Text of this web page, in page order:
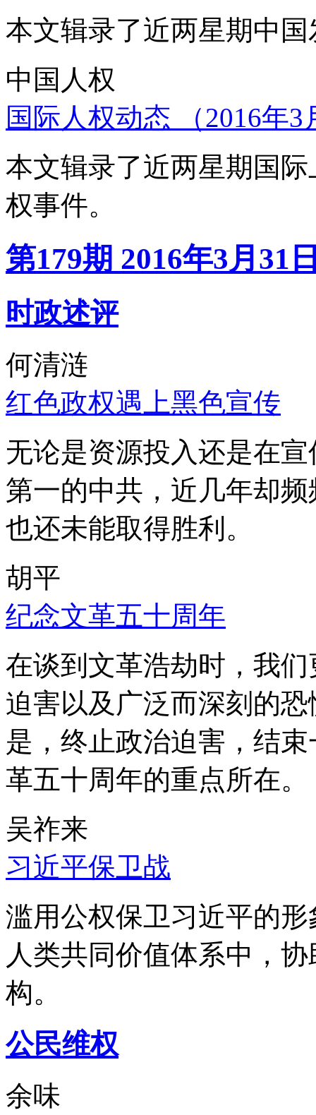
本文辑录了近两星期中
中国人权
国际人权动态 （2016年
本文辑录了近两星期国
权事件。
第179期 2016年3月31
时政述评
何清涟
红色政权遇上黑色宣传
无论是资源投入还是在
第一的中共，近几年却
也还未能取得胜利。
胡平
纪念文革五十周年
在谈到文革浩劫时，我
迫害以及广泛而深刻的
是，终止政治迫害，结
革五十周年的重点所在。
吴祚来
习近平保卫战
滥用公权保卫习近平的
人类共同价值体系中，
构。
公民维权
余味